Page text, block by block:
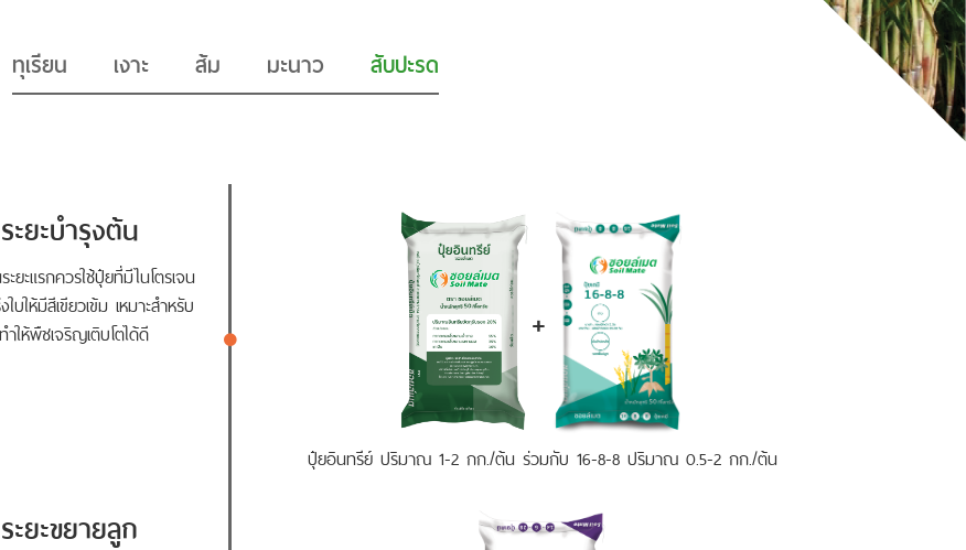
ทุเรียน เงาะ ส้ม มะนาว สับปะรด
ระยะบำรุงต้น
ะยะแรกควรใช้ปุ๋ยที่มีไนโตรเจน
บให้มีสีเขียวเข้ม เหมาะสำหรับ
ำให้พืชเจริญเติบโตได้ดี
+
ปุ๋ยอินทรีย์ ปริมาณ 1-2 กก./ต้น ร่วมกับ 16-8-8 ปริมาณ 0.5-2 กก./ต้น
ระยะขยายลูก